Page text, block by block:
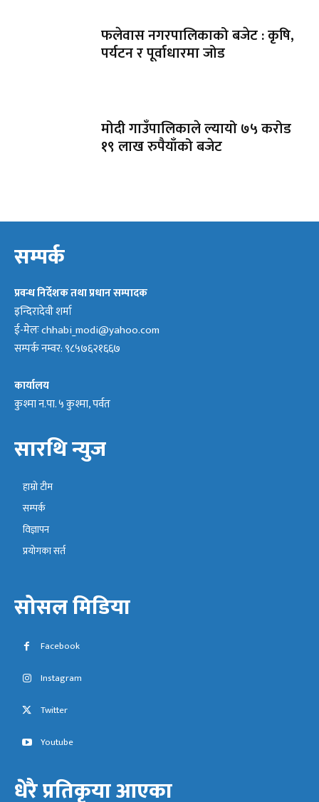
फलेवास नगरपालिकाको बजेट : कृषि,
पर्यटन र पूर्वाधारमा जोड
मोदी गाउँपालिकाले ल्यायो ७५ करोड
१९ लाख रुपैयाँको बजेट
सम्पर्क
प्रवन्ध निर्देशक तथा प्रधान सम्पादक
इन्दिरादेवी शर्मा
ई-मेलःchhabi_modi@yahoo.com
सम्पर्क नम्वर: ९८५७६२१६६७
कार्यालय
कुश्मा न.पा. ५ कुश्मा, पर्वत
सारथि न्युज
हाम्रो टीम
सम्पर्क
विज्ञापन
प्रयोगका सर्त
सोसल मिडिया
Facebook
Instagram
Twitter
Youtube
धेरै प्रतिकृया आएका